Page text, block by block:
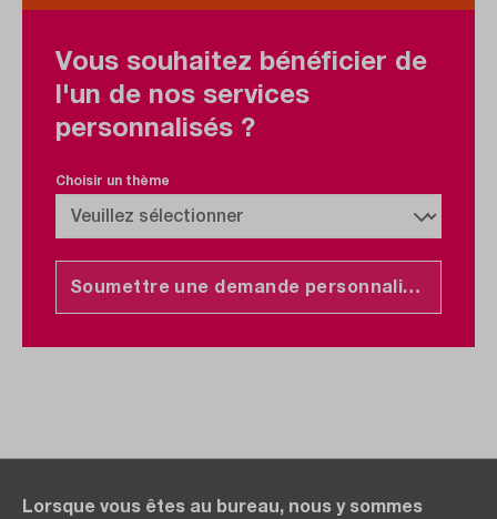
Vous souhaitez bénéficier de
l'un de nos services
personnalisés ?
Choisir un thème
Soumettre une demande personnalisée
Lorsque vous êtes au bureau, nous y sommes